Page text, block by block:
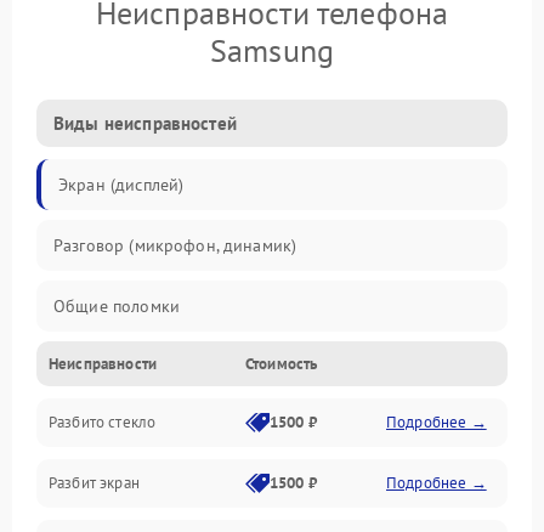
Неисправности телефона
Samsung
Виды неисправностей
Экран (дисплей)
Разговор (микрофон, динамик)
Общие поломки
Проблемы связи
Камеры
Проблемы с дисплеем и сенсором
Неисправности Стоимость
Разбито стекло 1500 ₽ Подробнее →
Разбит экран 1500 ₽ Подробнее →